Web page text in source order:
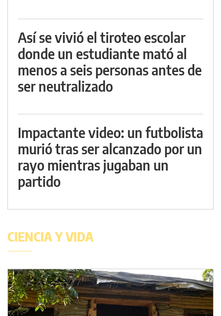
Así se vivió el tiroteo escolar
donde un estudiante mató al
menos a seis personas antes de
ser neutralizado
Impactante video: un futbolista
murió tras ser alcanzado por un
rayo mientras jugaban un
partido
CIENCIA Y VIDA